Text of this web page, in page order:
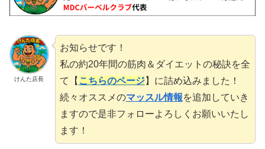
けんた店長
お知らせです！
私の約20年間の筋肉＆ダイエットの秘訣を全
て【 こちらのページ】に詰め込みました！
続々オススメのマッスル情報を追加していき
ますので是非フォローよろしくお願いいたし
ます！